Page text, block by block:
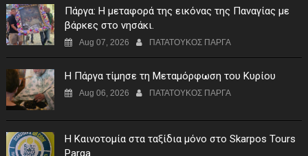
Πάργα: Η μεταφορά της εικόνας της Παναγίας με
βάρκες στο νησάκι.
Aug 07, 2026 ΠΑΤΑΤΟΥΚΟΣ ΠΑΡΓΑ
Η Πάργα τίμησε τη Μεταμόρφωση του Κυρίου
Aug 06, 2026 ΠΑΤΑΤΟΥΚΟΣ ΠΑΡΓΑ
Η Καινοτομία στα ταξίδια μόνο στο Skarpos Tours
Parga